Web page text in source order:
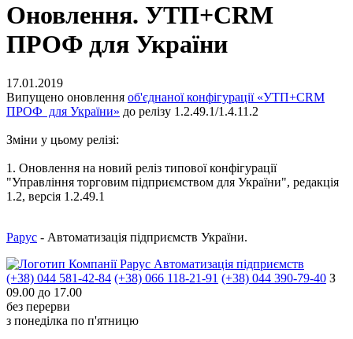
Оновлення. УТП+CRM
ПРОФ для України
17.01.2019
Випущено оновлення об'єднаної конфігурації «УТП+CRM
ПРОФ для України» до релізу 1.2.49.1/1.4.11.2
Зміни у цьому релізі:
1. Оновлення на новий реліз типової конфігурації
"Управління торговим підприємством для України", редакція
1.2, версія 1.2.49.1
Рарус - Автоматизація підприємств України.
Автоматизація підприємств
(+38) 044 581-42-84 (+38) 066 118-21-91 (+38) 044 390-79-40 З
09.00 до 17.00
без перерви
з понеділка по п'ятницю